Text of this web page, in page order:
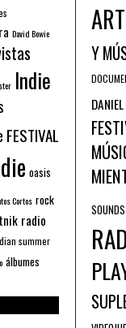
David Bowie
Indie
FESTIVAL
oasis
Cortos rock
radio
summer
álbumes
Y
SOUNDS